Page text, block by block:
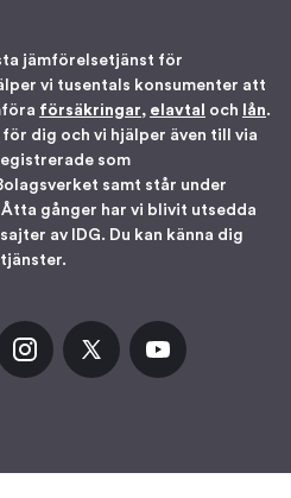
jämförelsetjänst för
vi tusentals konsumenter att
försäkringar, elavtal och lån.
dig och vi hjälper även till via
som
samt står under
gånger har vi blivit utsedda
av IDG. Du kan känna dig